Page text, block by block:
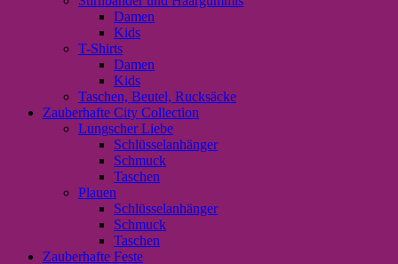
Damen
Kids
T-Shirts
Damen
Kids
Taschen, Beutel, Rucksäcke
Zauberhafte City Collection
Lungscher Liebe
Schlüsselanhänger
Schmuck
Taschen
Plauen
Schlüsselanhänger
Schmuck
Taschen
Zauberhafte Feste